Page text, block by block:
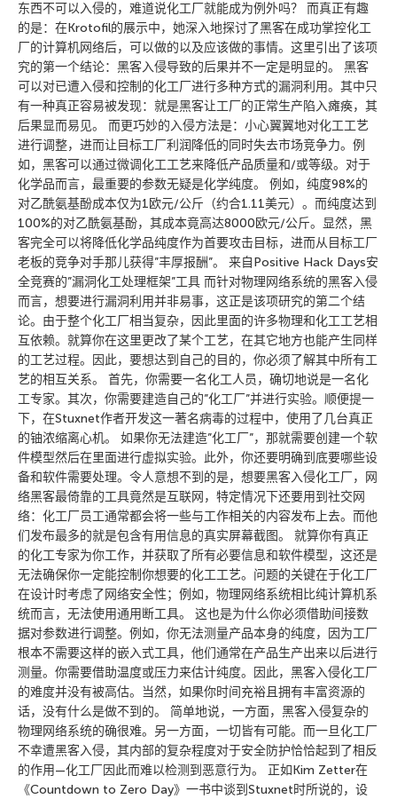
东西不可以入侵的，难道说化工厂就能成为例外吗？ 而真正有趣
的是：在Krotofil的展示中，她深入地探讨了黑客在成功掌控化工
厂的计算机网络后，可以做的以及应该做的事情。这里引出了该项
究的第一个结论：黑客入侵导致的后果并不一定是明显的。 黑客
可以对已遭入侵和控制的化工厂进行多种方式的漏洞利用。其中只
有一种真正容易被发现：就是黑客让工厂的正常生产陷入瘫痪，其
后果显而易见。 而更巧妙的入侵方法是：小心翼翼地对化工工艺
进行调整，进而让目标工厂利润降低的同时失去市场竞争力。例
如，黑客可以通过微调化工工艺来降低产品质量和/或等级。对于
化学品而言，最重要的参数无疑是化学纯度。 例如，纯度98%的
对乙酰氨基酚成本仅为1欧元/公斤（约合1.11美元）。而纯度达到
100%的对乙酰氨基酚，其成本竟高达8000欧元/公斤。显然，黑
客完全可以将降低化学品纯度作为首要攻击目标，进而从目标工厂
老板的竞争对手那儿获得”丰厚报酬”。 来自Positive Hack Days安
全竞赛的”漏洞化工处理框架”工具 而针对物理网络系统的黑客入侵
而言，想要进行漏洞利用并非易事，这正是该项研究的第二个结
论。由于整个化工厂相当复杂，因此里面的许多物理和化工工艺相
互依赖。就算你在这里更改了某个工艺，在其它地方也能产生同样
的工艺过程。因此，要想达到自己的目的，你必须了解其中所有工
艺的相互关系。 首先，你需要一名化工人员，确切地说是一名化
工专家。其次，你需要建造自己的”化工厂”并进行实验。顺便提一
下，在Stuxnet作者开发这一著名病毒的过程中，使用了几台真正
的铀浓缩离心机。 如果你无法建造”化工厂”，那就需要创建一个软
件模型然后在里面进行虚拟实验。此外，你还要明确到底要哪些设
备和软件需要处理。令人意想不到的是，想要黑客入侵化工厂，网
络黑客最倚靠的工具竟然是互联网，特定情况下还要用到社交网
络：化工厂员工通常都会将一些与工作相关的内容发布上去。而他
们发布最多的就是包含有用信息的真实屏幕截图。 就算你有真正
的化工专家为你工作，并获取了所有必要信息和软件模型，这还是
无法确保你一定能控制你想要的化工工艺。问题的关键在于化工厂
在设计时考虑了网络安全性；例如，物理网络系统相比纯计算机系
统而言，无法使用通用断工具。 这也是为什么你必须借助间接数
据对参数进行调整。例如，你无法测量产品本身的纯度，因为工厂
根本不需要这样的嵌入式工具，他们通常在产品生产出来以后进行
测量。你需要借助温度或压力来估计纯度。因此，黑客入侵化工厂
的难度并没有被高估。当然，如果你时间充裕且拥有丰富资源的
话，没有什么是做不到的。 简单地说，一方面，黑客入侵复杂的
物理网络系统的确很难。另一方面，一切皆有可能。而一旦化工厂
不幸遭黑客入侵，其内部的复杂程度对于安全防护恰恰起到了相反
的作用—化工厂因此而难以检测到恶意行为。 正如Kim Zetter在
《Countdown to Zero Day》一书中谈到Stuxnet时所说的，设